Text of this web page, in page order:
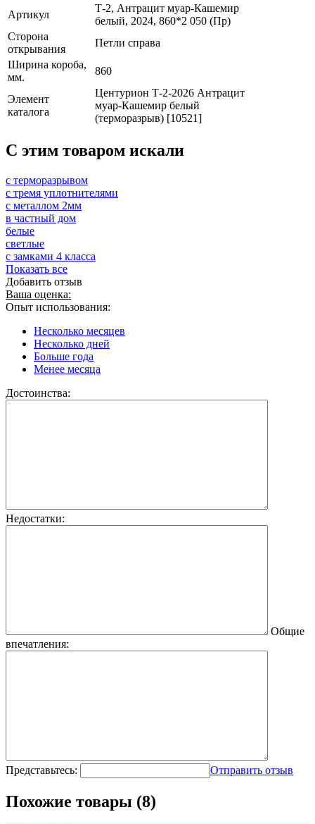
Артикул
Т-2, Антрацит муар-Кашемир
белый, 2024, 860*2 050 (Пр)
Сторона
открывания
Петли справа
Ширина короба,
мм.
860
Элемент
каталога
Центурион Т-2-2026 Антрацит
муар-Кашемир белый
(терморазрыв) [10521]
C этим товаром искали
с терморазрывом
с тремя уплотнителями
с металлом 2мм
в частный дом
белые
светлые
с замками 4 класса
Показать все
Добавить отзыв
Ваша оценка:
Опыт использования:
Несколько месяцев
Несколько дней
Больше года
Менее месяца
Достоинства:
Недостатки:
Общие
впечатления:
Представьтесь: Отправить отзыв
Похожие товары (8)